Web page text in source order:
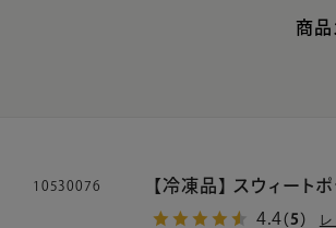
商品
10530076
【冷凍品】 スウィート
4.4（5）